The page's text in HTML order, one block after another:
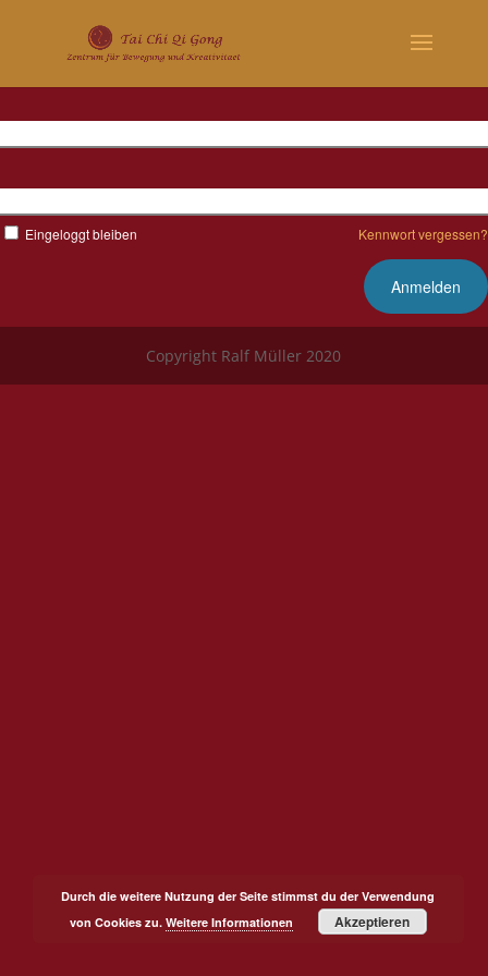
Eingeloggt bleiben Kennwort vergessen?
Copyright Ralf Müller 2020
Durch die weitere Nutzung der Seite stimmst du der Verwendung
von Cookies zu. Weitere Informationen Akzeptieren